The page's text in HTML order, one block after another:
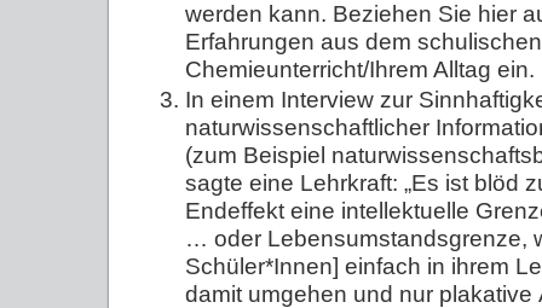
werden kann. Beziehen Sie hier
Erfahrungen aus dem schulischen
Chemieunterricht/Ihrem Alltag ein.
In einem Interview zur
naturwissenschaftlicher
(zum Beispiel
sagte eine Lehrkraft: „Es ist blöd
Endeffekt eine intellektuelle
… oder Lebensumstandsgrenze,
Schüler*Innen] einfach in ihrem
damit umgehen und nur plakative